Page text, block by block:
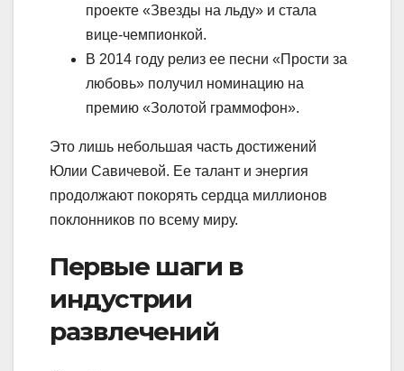
проекте «Звезды на льду» и стала
вице-чемпионкой.
В 2014 году релиз ее песни «Прости за
любовь» получил номинацию на
премию «Золотой граммофон».
Это лишь небольшая часть достижений
Юлии Савичевой. Ее талант и энергия
продолжают покорять сердца миллионов
поклонников по всему миру.
Первые шаги в
индустрии
развлечений